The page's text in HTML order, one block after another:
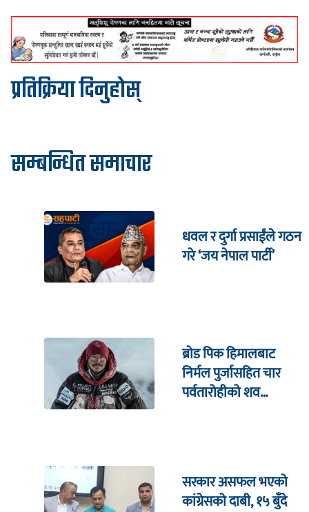
प्रतिक्रिया दिनुहोस्
सम्बन्धित समाचार
धवल र दुर्गा प्रसाईंले गठन
गरे ‘जय नेपाल पार्टी’
ब्रोड पिक हिमालबाट
निर्मल पुर्जासहित चार
पर्वतारोहीको शव
सरकार असफल भएको
कांग्रेसको दाबी, १५ बुँदे